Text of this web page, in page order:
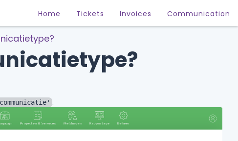
Home Tickets Invoices Communication
.